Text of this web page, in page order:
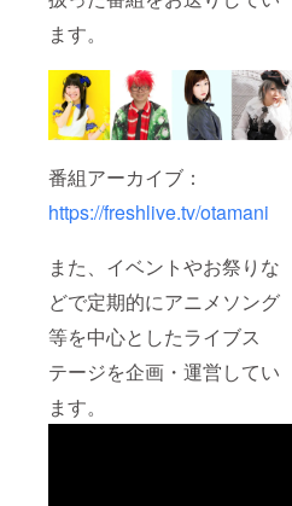
ます。
番組アーカイブ：
https://freshlive.tv/otamani
また、イベントやお祭りな
どで定期的にアニメソング
等を中心としたライブス
テージを企画・運営してい
ます。